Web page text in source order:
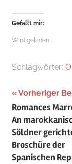
zu
teilen
(Wird
neuemneuem
Gefällt mir:
Wird geladen …
Schlagwörter:
Vorheriger
Romances
An
Söldner
Broschüre der
Spanischen